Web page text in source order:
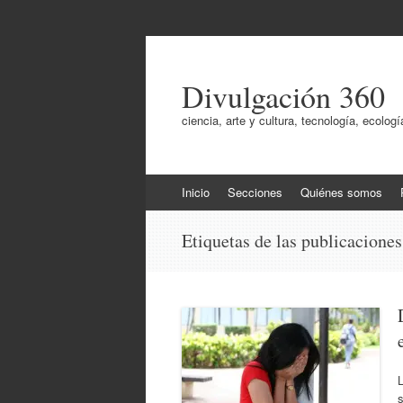
Divulgación 360
ciencia, arte y cultura, tecnología,
al
Inicio Secciones Quiénes somos
Etiquetas de las